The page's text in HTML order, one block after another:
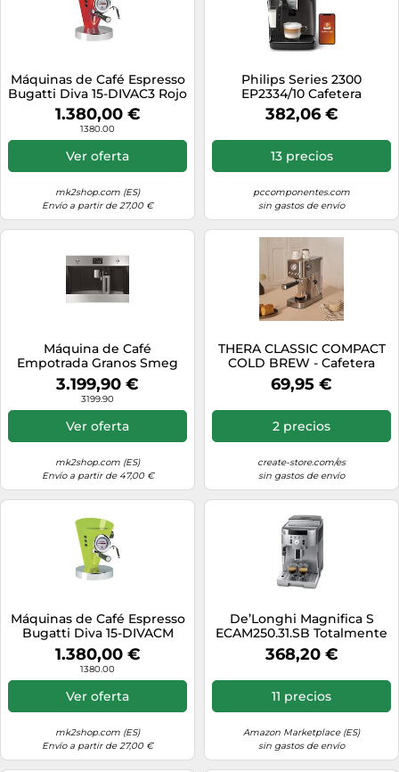
Máquinas de Café Espresso
Bugatti Diva 15-DIVAC3 Rojo
1.380,00 €
1380.00
Ver oferta
mk2shop.com (ES)
Envío a partir de 27,00 €
Philips Series 2300
EP2334/10 Cafetera
espresso totalmente
automática
382,06 €
13 precios
pccomponentes.com
sin gastos de envío
Máquina de Café
Empotrada Granos Smeg
Clásica CMS4303X Acero
Inoxidable
3.199,90 €
3199.90
Ver oferta
mk2shop.com (ES)
Envío a partir de 47,00 €
THERA CLASSIC COMPACT
COLD BREW - Cafetera
Express Con Función De
Café Frío Acero Inoxidable
69,95 €
2 precios
create-store.com/es
sin gastos de envío
Máquinas de Café Espresso
Bugatti Diva 15-DIVACM
Verde
1.380,00 €
1380.00
Ver oferta
mk2shop.com (ES)
Envío a partir de 27,00 €
De’Longhi Magnifica S
ECAM250.31.SB Totalmente
automática Máquina
espresso
368,20 €
11 precios
Amazon Marketplace (ES)
sin gastos de envío